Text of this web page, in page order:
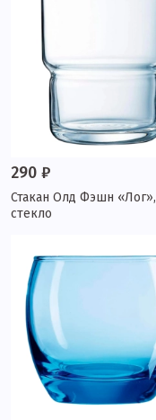
290 ₽
Стакан Олд Фэшн «Лог»,
стекло